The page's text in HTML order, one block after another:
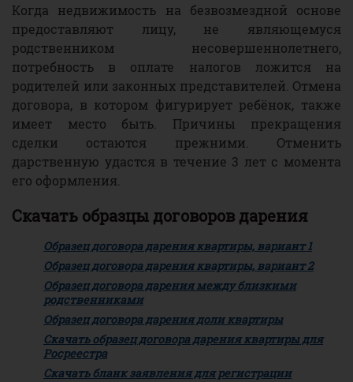
Когда недвижимость на безвозмездной основе
предоставляют лицу, не являющемуся
родственником несовершеннолетнего,
потребность в оплате налогов ложится на
родителей или законных представителей. Отмена
договора, в котором фигурирует ребёнок, также
имеет место быть. Причины прекращения
сделки остаются прежними. Отменить
дарственную удастся в течение 3 лет с момента
его оформления.
Скачать образцы договоров дарения
Образец договора дарения квартиры, вариант 1
Образец договора дарения квартиры, вариант 2
Образец договора дарения между близкими
родственниками
Образец договора дарения доли квартиры
Скачать образец договора дарения квартиры для
Росреестра
Скачать бланк заявления для регистрации